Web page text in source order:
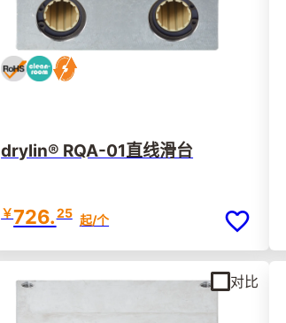
drylin® RQA-01直线滑台
￥726.25 起/个
对比